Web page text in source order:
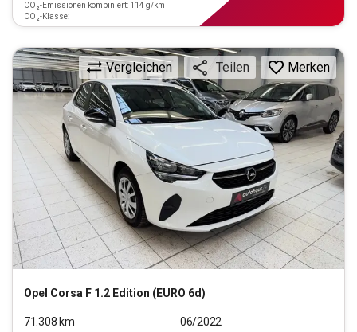
CO₂-Emissionen kombiniert: 114 g/km
CO₂-Klasse:
Opel Corsa F 1.2 Edition (EURO 6d)
Vergleichen Teilen Merken
71.308 km
06/2022